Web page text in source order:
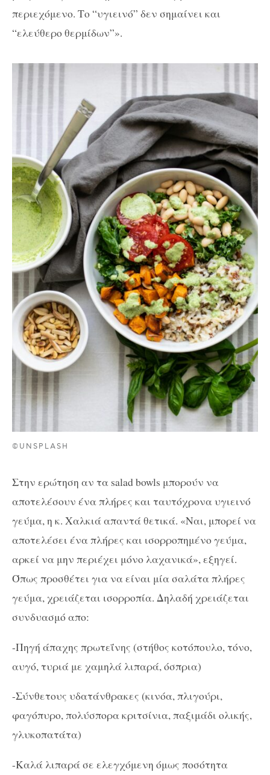
περιεχόμενο. Το “υγιεινό” δεν σημαίνει και
“ελεύθερο θερμίδων”».
©UNSPLASH
Στην ερώτηση αν τα salad bowls μπορούν να
αποτελέσουν ένα πλήρες και ταυτόχρονα υγιεινό
γεύμα, η κ. Χαλκιά απαντά θετικά. «Ναι, μπορεί να
αποτελέσει ένα πλήρες και ισορροπημένο γεύμα,
αρκεί να μην περιέχει μόνο λαχανικά», εξηγεί.
Όπως προσθέτει για να είναι μία σαλάτα πλήρες
γεύμα, χρειάζεται ισορροπία. Δηλαδή χρειάζεται
συνδυασμό απο:
-Πηγή άπαχης πρωτεΐνης (στήθος κοτόπουλο, τόνο,
αυγό, τυριά με χαμηλά λιπαρά, όσπρια)
-Σύνθετους υδατάνθρακες (κινόα, πλιγούρι,
φαγόπυρο, πολύσπορα κριτσίνια, παξιμάδι ολικής,
γλυκοπατάτα)
-Καλά λιπαρά σε ελεγχόμενη όμως ποσότητα